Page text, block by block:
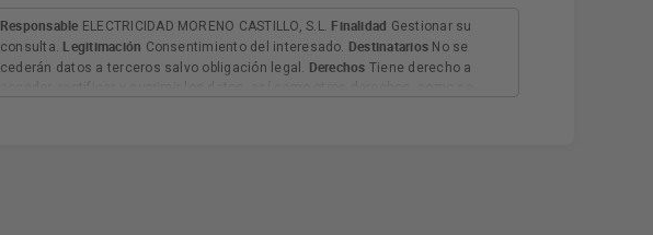
Responsable ELECTRICIDAD MORENO CASTILLO, S.L. Finalidad Gestionar su
consulta. Legitimación Consentimiento del interesado. Destinatarios No se
cederán datos a terceros salvo obligación legal. Derechos Tiene derecho a